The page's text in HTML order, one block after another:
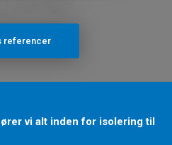
referencer
vi alt inden for isolering til